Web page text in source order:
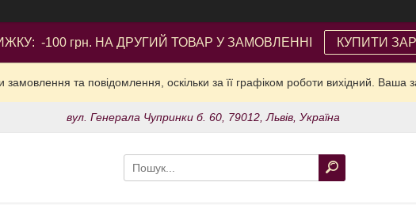
-100 грн. НА ДРУГИЙ ТОВАР У ЗАМОВЛЕННІ КУПИТИ
та повідомлення, оскільки за її графіком роботи вихідний. Ваша
вул. Генерала Чупринки б. 60, 79012, Львів, Україна